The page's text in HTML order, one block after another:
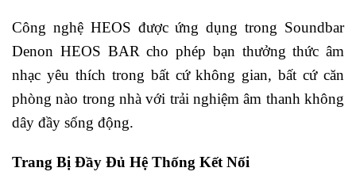
Công nghệ HEOS được ứng dụng trong Soundbar
Denon HEOS BAR cho phép bạn thưởng thức âm
nhạc yêu thích trong bất cứ không gian, bất cứ căn
phòng nào trong nhà với trải nghiệm âm thanh không
dây đầy sống động.
Trang Bị Đầy Đủ Hệ Thống Kết Nối